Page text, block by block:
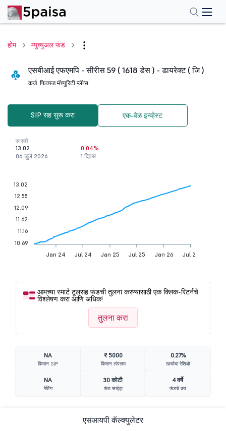
होम म्युच्युअल फंड
एसबीआई एफएमपि - सीरीस 59 ( 1618 डेस ) - डायरेक्ट ( जि )
कर्ज .फिक्स्ड मॅच्युरिटी प्लॅन्स
SIP सह सुरू करा एक-वेळ इन्व्हेस्ट
एनएव्ही
13.02
06 जुलै 2026
0.04%
1 दिवस
Jan 24 Jul 24 Jan 25 Jul 25 Jan 26 Jul 26
13.02
12.55
12.09
11.62
11.16
10.69
आमच्या स्मार्ट टूलसह फंडची तुलना करण्यासाठी एक क्लिक-रिटर्नचे
विश्लेषण करा आणि अधिक!
तुलना करा
NA
किमान SIP
₹ 5000
किमान लंपसम
0.27%
खर्चाचा रेशिओ
NA
रेटिंग
30 कोटी
फंड साईझ
4 वर्षे
फंडचे वय
एसआयपी कॅल्क्युलेटर